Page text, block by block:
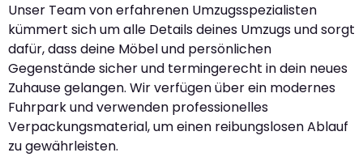
Unser Team von erfahrenen Umzugsspezialisten
kümmert sich um alle Details deines Umzugs und sorgt
dafür, dass deine Möbel und persönlichen
Gegenstände sicher und termingerecht in dein neues
Zuhause gelangen. Wir verfügen über ein modernes
Fuhrpark und verwenden professionelles
Verpackungsmaterial, um einen reibungslosen Ablauf
zu gewährleisten.